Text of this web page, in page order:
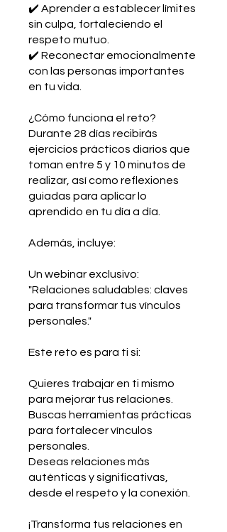
✔️ Aprender a establecer límites
sin culpa, fortaleciendo el
respeto mutuo.
✔️ Reconectar emocionalmente
con las personas importantes
en tu vida.
¿Cómo funciona el reto?
Durante 28 días recibirás
ejercicios prácticos diarios que
toman entre 5 y 10 minutos de
realizar, así como reflexiones
guiadas para aplicar lo
aprendido en tu día a día.
Además, incluye:
Un webinar exclusivo:
"Relaciones saludables: claves
para transformar tus vínculos
personales."
Este reto es para ti si:
Quieres trabajar en ti mismo
para mejorar tus relaciones.
Buscas herramientas prácticas
para fortalecer vínculos
personales.
Deseas relaciones más
auténticas y significativas,
desde el respeto y la conexión.
¡Transforma tus relaciones en